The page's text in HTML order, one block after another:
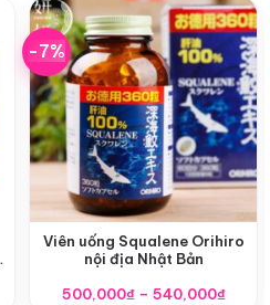
-7%
Viên uống Squalene Orihiro
nội địa Nhật Bản
500,000₫ – 540,000₫